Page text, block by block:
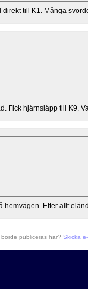
till K1. Många
Fick hjärnsläpp till K9.
hemvägen. Efter allt
publiceras här? Skicka